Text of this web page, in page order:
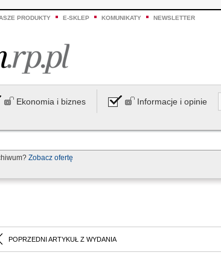
PRODUKTY E-SKLEP KOMUNIKATY NEWSLETTER
Ekonomia i biznes Informacje i opinie
Zobacz ofertę
POPRZEDNI ARTYKUŁ Z WYDANIA